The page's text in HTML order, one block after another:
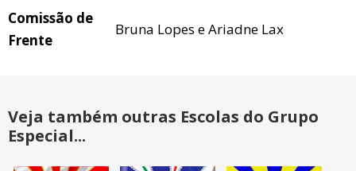
Comissão de
Frente
Bruna Lopes e Ariadne Lax
Veja também outras Escolas do Grupo
Especial...